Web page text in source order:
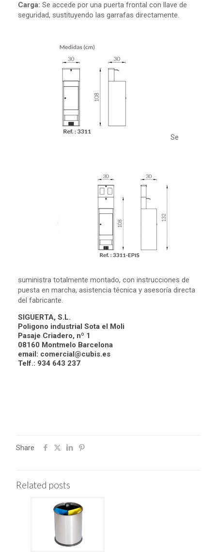
Carga: Se accede por una puerta frontal con llave de
seguridad, sustituyendo las garrafas directamente.
Se
suministra totalmente montado, con instrucciones de
puesta en marcha, asistencia técnica y asesoría directa
del fabricante.
SIGUERTA, S.L.
Poligono industrial Sota el Moli
Pasaje Criadero, nº 1
08160 Montmelo Barcelona
email: comercial@cubis.es
Telf.: 934 643 237
Share
Related posts